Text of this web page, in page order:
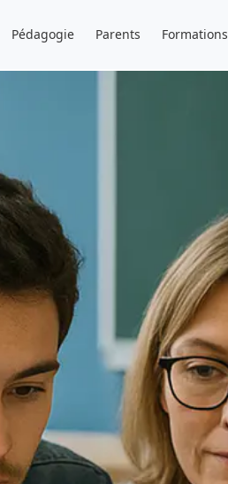
Pédagogie Parents Formations